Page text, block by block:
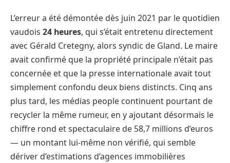
L’erreur a été démontée dès juin 2021 par le quotidien
vaudois 24 heures, qui s’était entretenu directement
avec Gérald Cretegny, alors syndic de Gland. Le maire
avait confirmé que la propriété principale n’était pas
concernée et que la presse internationale avait tout
simplement confondu deux biens distincts. Cinq ans
plus tard, les médias people continuent pourtant de
recycler la même rumeur, en y ajoutant désormais le
chiffre rond et spectaculaire de 58,7 millions d’euros
— un montant lui-même non vérifié, qui semble
dériver d’estimations d’agences immobilières